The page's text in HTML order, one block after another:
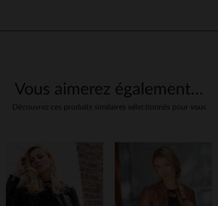
en cliquant ici
Vous aimerez également…
Découvrez ces produits similaires sélectionnés pour vous